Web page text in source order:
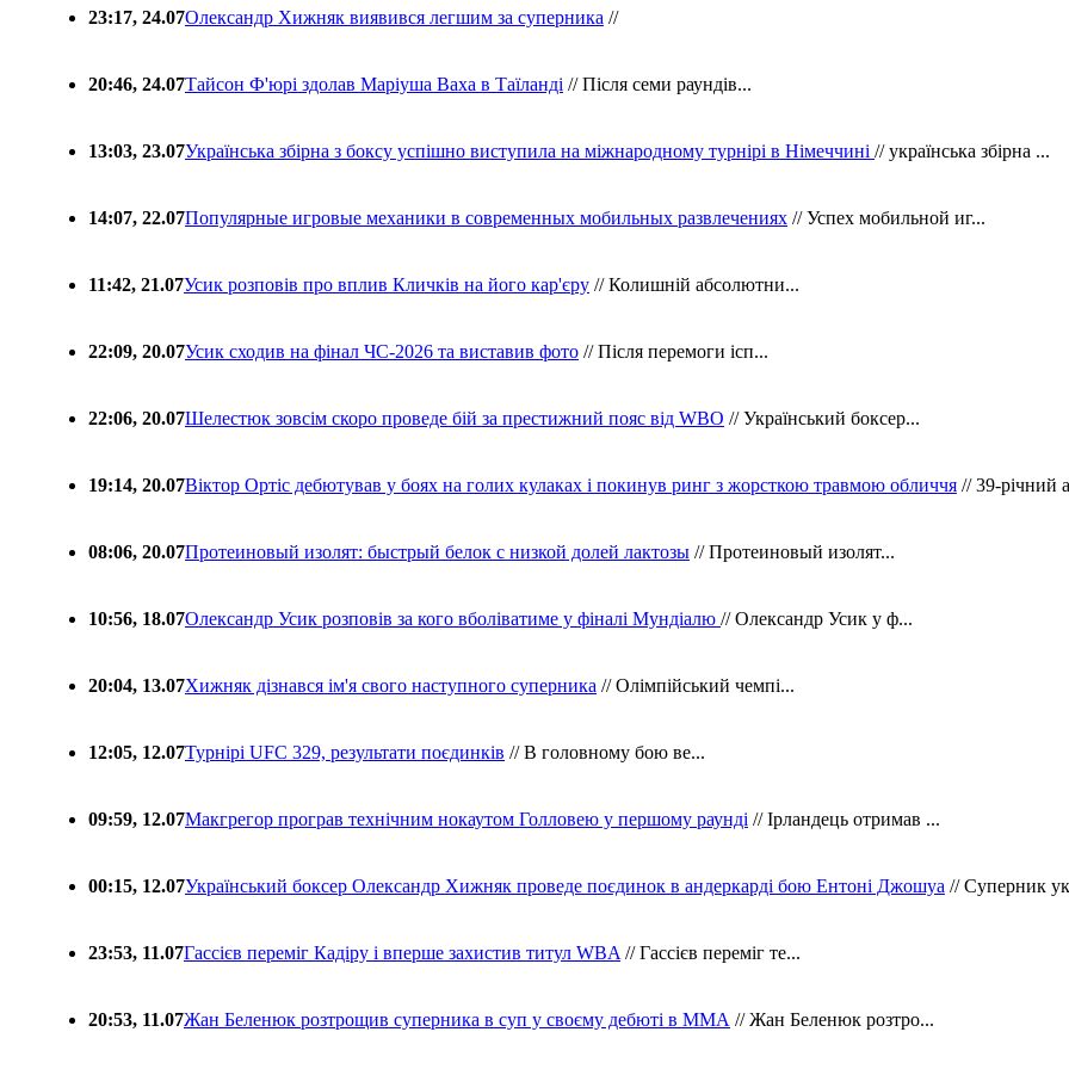
23:17, 24.07Олександр Хижняк виявився легшим за суперника //
20:46, 24.07Тайсон Ф'юрі здолав Маріуша Ваха в Таїланді // Після семи раундів...
13:03, 23.07Українська збірна з боксу успішно виступила на міжнародному турнірі в Німеччині // українська збірна ...
14:07, 22.07Популярные игровые механики в современных мобильных развлечениях // Успех мобильной иг...
11:42, 21.07Усик розповів про вплив Кличків на його кар'єру // Колишній абсолютни...
22:09, 20.07Усик сходив на фінал ЧС-2026 та виставив фото // Після перемоги ісп...
22:06, 20.07Шелестюк зовсім скоро проведе бій за престижний пояс від WBO // Український боксер...
19:14, 20.07Віктор Ортіс дебютував у боях на голих кулаках і покинув ринг з жорсткою травмою обличчя // 39-річний
08:06, 20.07Протеиновый изолят: быстрый белок с низкой долей лактозы // Протеиновый изолят...
10:56, 18.07Олександр Усик розповів за кого вболіватиме у фіналі Мундіалю // Олександр Усик у ф...
20:04, 13.07Хижняк дізнався ім'я свого наступного суперника // Олімпійський чемпі...
12:05, 12.07Турнірі UFC 329, результати поєдинків // В головному бою ве...
09:59, 12.07Макгрегор програв технічним нокаутом Голловею у першому раунді // Ірландець отримав ...
00:15, 12.07Український боксер Олександр Хижняк проведе поєдинок в андеркарді бою Ентоні Джошуа // Суперник
23:53, 11.07Гассієв переміг Кадіру і вперше захистив титул WBA // Гассієв переміг те...
20:53, 11.07Жан Беленюк розтрощив суперника в суп у своєму дебюті в ММА // Жан Беленюк розтро...